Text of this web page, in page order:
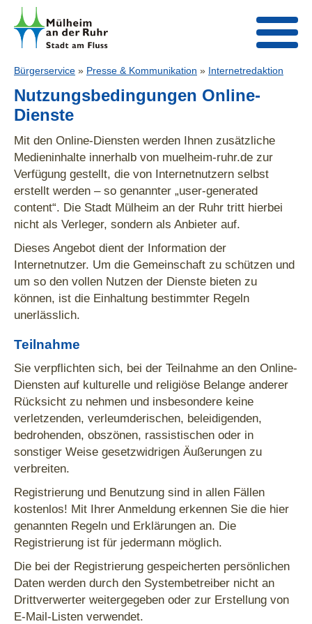
Bürgerservice » Presse & Kommunikation » Internetredaktion
Nutzungsbedingungen Online-
Dienste
Mit den Online-Diensten werden Ihnen zusätzliche
Medieninhalte innerhalb von muelheim-ruhr.de zur
Verfügung gestellt, die von Internetnutzern selbst
erstellt werden – so genannter „user-generated
content“. Die Stadt Mülheim an der Ruhr tritt hierbei
nicht als Verleger, sondern als Anbieter auf.
Dieses Angebot dient der Information der
Internetnutzer. Um die Gemeinschaft zu schützen und
um so den vollen Nutzen der Dienste bieten zu
können, ist die Einhaltung bestimmter Regeln
unerlässlich.
Teilnahme
Sie verpflichten sich, bei der Teilnahme an den Online-
Diensten auf kulturelle und religiöse Belange anderer
Rücksicht zu nehmen und insbesondere keine
verletzenden, verleumderischen, beleidigenden,
bedrohenden, obszönen, rassistischen oder in
sonstiger Weise gesetzwidrigen Äußerungen zu
verbreiten.
Registrierung und Benutzung sind in allen Fällen
kostenlos! Mit Ihrer Anmeldung erkennen Sie die hier
genannten Regeln und Erklärungen an. Die
Registrierung ist für jedermann möglich.
Die bei der Registrierung gespeicherten persönlichen
Daten werden durch den Systembetreiber nicht an
Drittverwerter weitergegeben oder zur Erstellung von
E-Mail-Listen verwendet.